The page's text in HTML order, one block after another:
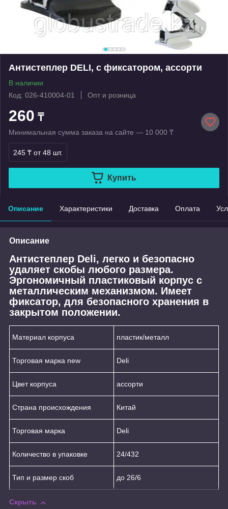
Антистеплер DELI, с фиксатором, ассорти
В наличии
Код: 026-410004-01
Опт и розница
260 ₸
Минимальная сумма заказа на сайте — 10 000 ₸
245 ₸ от 48 шт.
Купить
Описание Характеристики Доставка Оплата
Описание
Антистеплер Deli, легко и безопасно
удаляет скобы любого размера.
Эргономичный пластиковый корпус с
металлическим механизмом. Имеет
фиксатор, для безопасного хранения в
закрытом положении.
Материал корпуса пластик/металл
Торговая марка new Deli
Цвет корпуса ассорти
Страна происхождения Китай
Торговая марка Deli
Количество в упаковке 24/432
Тип и размер скоб до 26/6
Скрыть